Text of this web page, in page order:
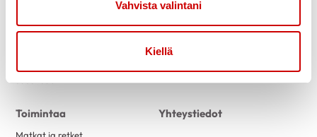
Vahvista valintani
Kiellä
Toimintaa Yhteystiedot